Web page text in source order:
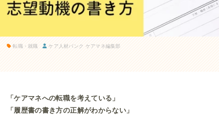
転職・就職 ケア人材バンク ケアマネ編集部
「ケアマネへの転職を考えている」
「履歴書の書き方の正解がわからない」